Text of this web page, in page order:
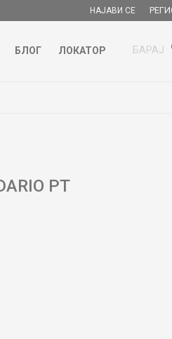
НАЈАВИ СЕ
БЛОГ ЛОКАТОР БАРАЈ
PT